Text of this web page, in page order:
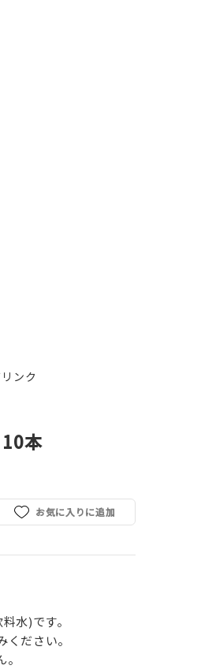
ンク
本
お気に入りに追加
水)です。
ださい。